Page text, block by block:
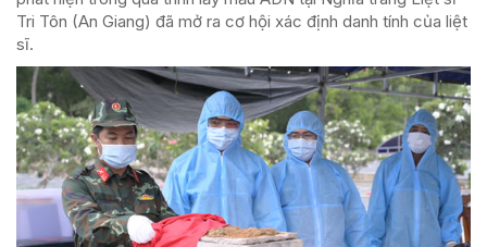
Tri Tôn (An Giang) đã mở ra cơ hội xác định danh tính của liệt
sĩ.